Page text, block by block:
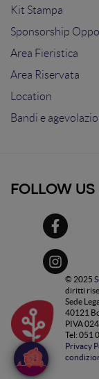
Kit Stampa
Sponsorship
Area Fieristica
Area Riservata
Location
Bandi e
FOLLOW US
© 2025
diritti
Sede
40121
PIVA
Tel: 051
Privacy